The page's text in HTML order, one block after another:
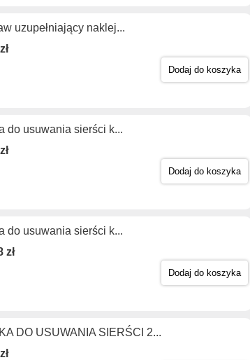
uzupełniający naklej...
Dodaj do koszyka
do usuwania sierści k...
Dodaj do koszyka
do usuwania sierści k...
zł
Dodaj do koszyka
DO USUWANIA SIERŚCI 2...